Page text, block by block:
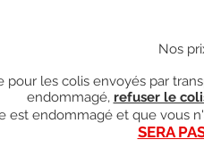
Nos
pour les colis envoyés par
endommagé, refuser le
est endommagé et que vous
SERA